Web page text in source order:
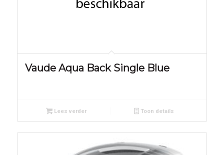
Vaude Aqua Back Single Blue
Lees verder Toon details